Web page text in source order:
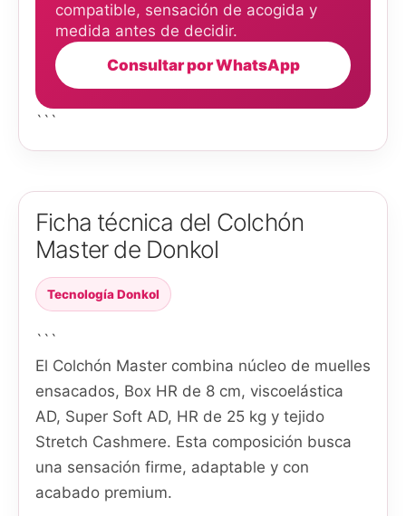
compatible, sensación de acogida y
medida antes de decidir.
Consultar por WhatsApp
```
Ficha técnica del Colchón
Master de Donkol
Tecnología Donkol
```
El Colchón Master combina núcleo de muelles
ensacados, Box HR de 8 cm, viscoelástica
AD, Super Soft AD, HR de 25 kg y tejido
Stretch Cashmere. Esta composición busca
una sensación firme, adaptable y con
acabado premium.